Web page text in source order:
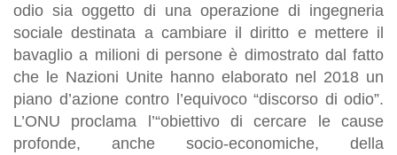
odio sia oggetto di una operazione di ingegneria
sociale destinata a cambiare il diritto e mettere il
bavaglio a milioni di persone è dimostrato dal fatto
che le Nazioni Unite hanno elaborato nel 2018 un
piano d’azione contro l’equivoco “discorso di odio”.
L’ONU proclama l’“obiettivo di cercare le cause
profonde, anche socio-economiche, della